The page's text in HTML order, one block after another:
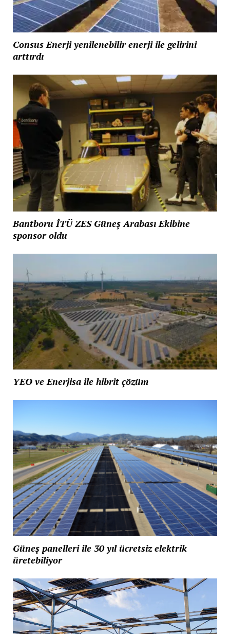
Consus Enerji yenilenebilir enerji ile gelirini
arttırdı
Bantboru İTÜ ZES Güneş Arabası Ekibine
sponsor oldu
YEO ve Enerjisa ile hibrit çözüm
Güneş panelleri ile 30 yıl ücretsiz elektrik
üretebiliyor